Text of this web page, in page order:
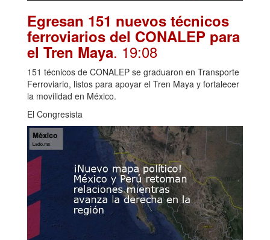
Egresan 151 nuevos técnicos
ferroviarios del CONALEP para
el Tren Maya. 19:08
151 técnicos de CONALEP se graduaron en Transporte
Ferroviario, listos para apoyar el Tren Maya y fortalecer
la movilidad en México.
El Congresista